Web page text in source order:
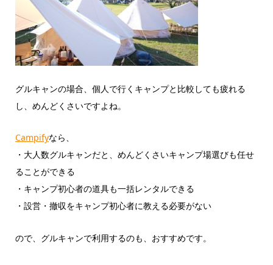
グルキャンの場合、個人で行くキャンプと比較しても疲れる
し、めんどくさいですよね。
Campifyなら、
・大人数グルキャンだと、めんどくさいキャンプ場選びも任せ
ることができる
・キャンプ初心者の道具も一括レンタルできる
・設営・撤収をキャンプ初心者に教える必要がない
ので、グルキャンで利用するのも、おすすめです。